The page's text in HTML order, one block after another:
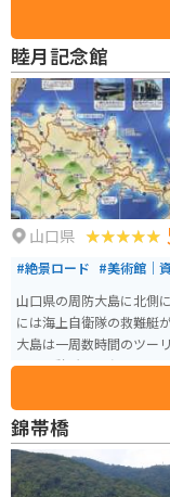
睦月記念館
山口県
#絶景ロード #美術館｜
山口県の周防大島に北側
には海上自衛隊の救難艇
大島は一周数時間のツー
す。休憩所では島の人々
錦帯橋